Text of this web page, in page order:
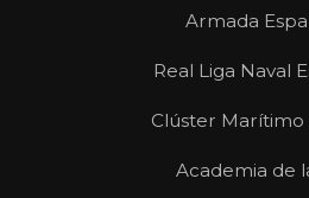
Armada
Real Liga Naval
Clúster Marítimo
Academia de